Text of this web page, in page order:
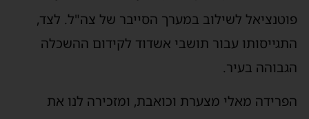
פוטנציאל לשילוב במערך הסייבר של צה"ל. לצד,
התגייסותו עבור תושבי אשדוד לקידום ההשכלה
הגבוהה בעיר.
הפרידה מאלי מצערת וכואבת, ומזכירה לנו את